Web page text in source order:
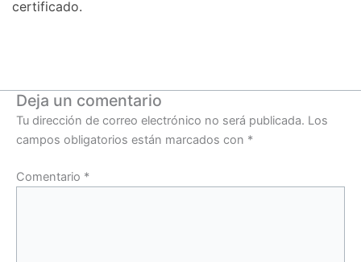
certificado.
Deja un comentario
Tu dirección de correo electrónico no será publicada. Los
campos obligatorios están marcados con *
Comentario *